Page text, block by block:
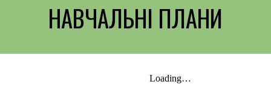
НАВЧАЛЬНІ ПЛАНИ